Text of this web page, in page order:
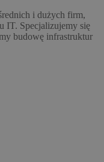
i dużych firm,
IT. Specjalizujemy się
budowę infrastruktur